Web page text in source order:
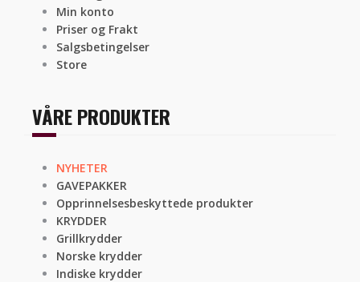
Min konto
Priser og Frakt
Salgsbetingelser
Store
VÅRE PRODUKTER
NYHETER
GAVEPAKKER
Opprinnelsesbeskyttede produkter
KRYDDER
Grillkrydder
Norske krydder
Indiske krydder